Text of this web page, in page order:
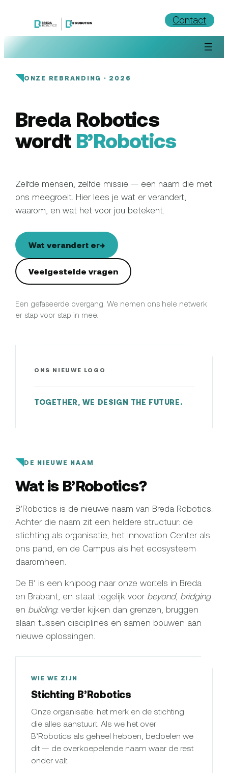
Contact
ONZE REBRANDING · 2026
Breda Robotics
wordt B’Robotics
Zelfde mensen, zelfde missie — een naam die met
ons meegroeit. Hier lees je wat er verandert,
waarom, en wat het voor jou betekent.
Wat verandert er→
Veelgestelde vragen
Een gefaseerde overgang. We nemen ons hele netwerk
er stap voor stap in mee.
ONS NIEUWE LOGO
TOGETHER, WE DESIGN THE FUTURE.
DE NIEUWE NAAM
Wat is B’Robotics?
B’Robotics is de nieuwe naam van Breda Robotics.
Achter die naam zit een heldere structuur: de
stichting als organisatie, het Innovation Center als
ons pand, en de Campus als het ecosysteem
daaromheen.
De B’ is een knipoog naar onze wortels in Breda
en Brabant, en staat tegelijk voor beyond, bridging
en building: verder kijken dan grenzen, bruggen
slaan tussen disciplines en samen bouwen aan
nieuwe oplossingen.
WIE WE ZIJN
Stichting B’Robotics
Onze organisatie: het merk en de stichting
die alles aanstuurt. Als we het over
B’Robotics als geheel hebben, bedoelen we
dit — de overkoepelende naam waar de rest
onder valt.